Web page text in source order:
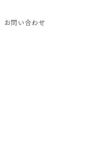
お問い合わせ